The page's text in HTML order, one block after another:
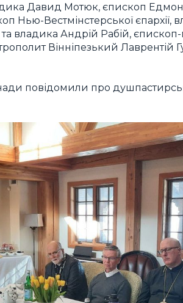
Давид Мотюк, єпископ
Нью-Вестмінстерської
та владика Андрій Рабій,
Вінніпезький Лаврентій
повідомили про